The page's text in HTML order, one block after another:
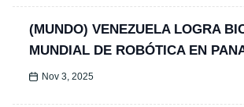
(MUNDO) VENEZUELA LOGRA
MUNDIAL DE ROBÓTICA EN
Nov 3, 2025